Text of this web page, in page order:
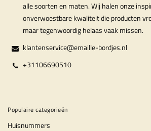
alle soorten en maten. Wij halen onze
onverwoestbare kwaliteit die producten
maar tegenwoordig helaas vaak missen.
klantenservice@emaille-bordjes.nl
+31106690510
Populaire categorieën
Huisnummers